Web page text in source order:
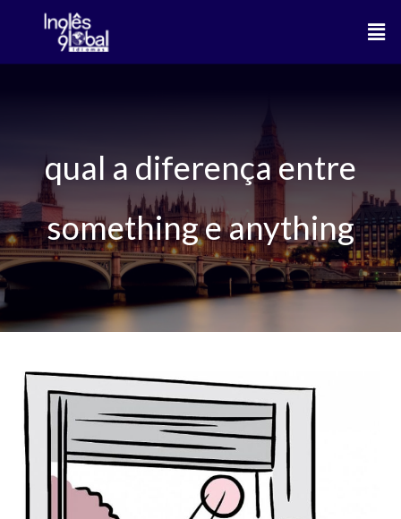
o
qual a diferença entre
something e anything
Something
Anything
Nothing
Everything